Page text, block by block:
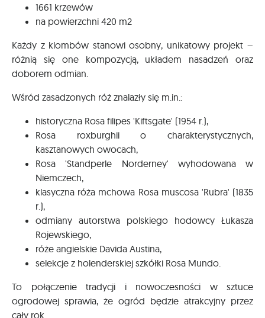
1661 krzewów
na powierzchni 420 m2
Każdy z klombów stanowi osobny, unikatowy projekt –
różnią się one kompozycją, układem nasadzeń oraz
doborem odmian.
Wśród zasadzonych róż znalazły się m.in.:
historyczna Rosa filipes 'Kiftsgate' (1954 r.),
Rosa roxburghii o charakterystycznych,
kasztanowych owocach,
Rosa 'Standperle Norderney' wyhodowana w
Niemczech,
klasyczna róża mchowa Rosa muscosa 'Rubra' (1835
r.),
odmiany autorstwa polskiego hodowcy Łukasza
Rojewskiego,
róże angielskie Davida Austina,
selekcje z holenderskiej szkółki Rosa Mundo.
To połączenie tradycji i nowoczesności w sztuce
ogrodowej sprawia, że ogród będzie atrakcyjny przez
cały rok.